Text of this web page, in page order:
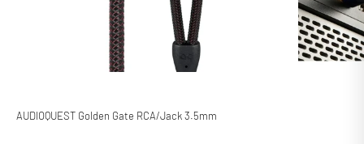
AUDIOQUEST Golden Gate RCA/Jack 3.5mm